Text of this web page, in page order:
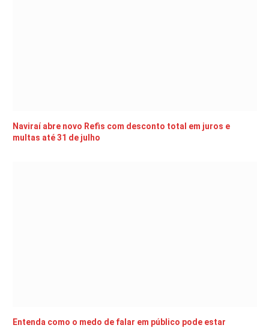
Naviraí abre novo Refis com desconto total em juros e
multas até 31 de julho
Entenda como o medo de falar em público pode estar